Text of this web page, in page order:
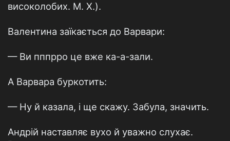
високолобих. М. X.).
Валентина заїкається до Варвари:
— Ви пппрро це вже ка-а-зали.
А Варвара буркотить:
— Ну й казала, і ще скажу. Забула, значить.
Андрій наставляє вухо й уважно слухає.